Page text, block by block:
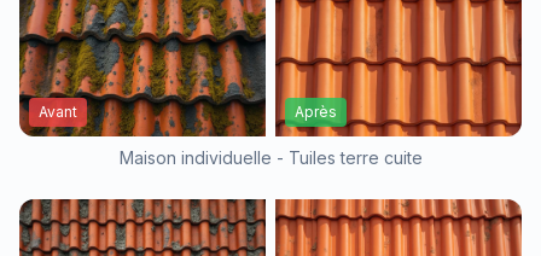
Avant Après
Maison individuelle - Tuiles terre cuite